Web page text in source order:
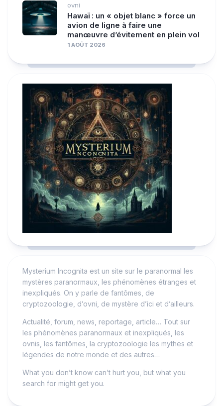
ovni
Hawaï : un « objet blanc » force un
avion de ligne à faire une
manœuvre d’évitement en plein vol
1 AOÛT 2026
Mysterium Incognita est un site sur le paranormal les
mystères paranormaux, les phénomènes étranges et
inexpliqués. On y parle de fantômes, de
cryptozoologie, d’ovni, de mystère d’ici et d’ailleurs.
Actualité, forum, news, reportage, article… Tout sur
les phénomènes paranormaux et inexpliqués, les
ovnis, les fantômes, la cryptozoologie les mythes et
légendes de notre monde et des autres…
What you don’t know can’t hurt you, but what you
search for might get you.